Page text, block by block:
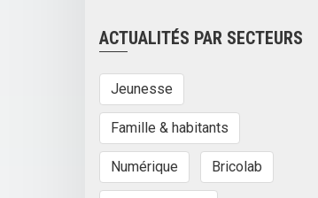
ACTUALITÉS PAR SECTEURS
Jeunesse
Famille & habitants
Numérique Bricolab